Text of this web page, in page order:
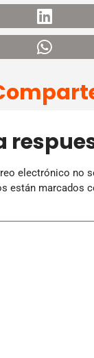
electrónico no
están marcados